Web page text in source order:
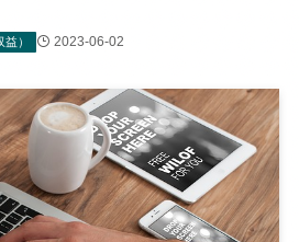
） 2023-06-02